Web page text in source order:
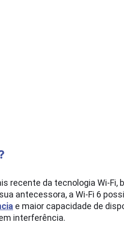
recente da tecnologia Wi-Fi,
antecessora, a Wi-Fi 6
e maior capacidade de
interferência.